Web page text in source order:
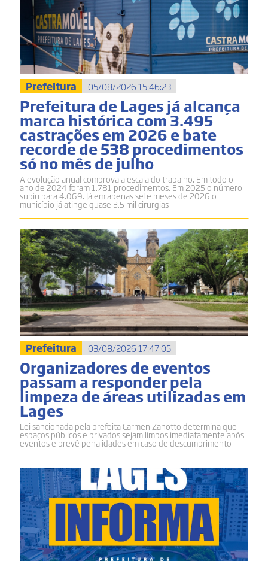
Prefeitura 05/08/2026 15:46:23
Prefeitura de Lages já alcança
marca histórica com 3.495
castrações em 2026 e bate
recorde de 538 procedimentos
só no mês de julho
A evolução anual comprova a escala do trabalho. Em todo o
ano de 2024 foram 1.781 procedimentos. Em 2025 o número
subiu para 4.069. Já em apenas sete meses de 2026 o
município já atinge quase 3,5 mil cirurgias
Prefeitura 03/08/2026 17:47:05
Organizadores de eventos
passam a responder pela
limpeza de áreas utilizadas em
Lages
Lei sancionada pela prefeita Carmen Zanotto determina que
espaços públicos e privados sejam limpos imediatamente após
eventos e prevê penalidades em caso de descumprimento